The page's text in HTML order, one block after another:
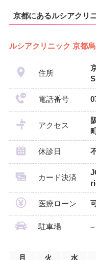
京都にあるルシアクリ
ルシアクリニック 京都
住所
電話番号
アクセス
休診日
カード決済
医療ローン
駐車場 –
月 火 水